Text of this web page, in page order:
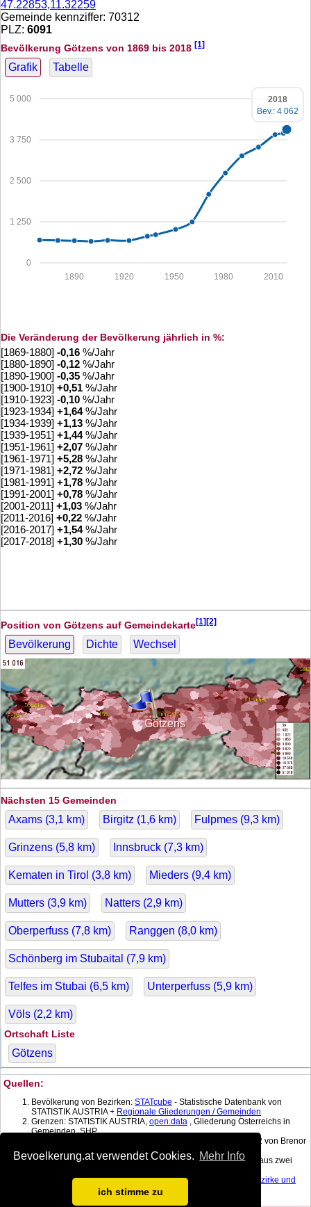
Bevoelkerung.at verwendet Cookies. Mehr Info
ich stimme zu
47.22853,11.32259
Gemeinde kennziffer: 70312
PLZ: 6091
Bevölkerung Götzens von 1869 bis 2018 [1]
Grafik Tabelle
0
1 250
2 500
3 750
5 000
2010
1980
1950
1920
1890
2018
Bev.: 4 062
Die Veränderung der Bevölkerung jährlich in %:
[1869-1880] -0,16 %/Jahr
[1880-1890] -0,12 %/Jahr
[1890-1900] -0,35 %/Jahr
[1900-1910] +0,51 %/Jahr
[1910-1923] -0,10 %/Jahr
[1923-1934] +1,64%/Jahr
[1934-1939] +1,13 %/Jahr
[1939-1951] +1,44%/Jahr
[1951-1961] +2,07 %/Jahr
[1961-1971] +5,28 %/Jahr
[1971-1981] +2,72 %/Jahr
[1981-1991] +1,78 %/Jahr
[1991-2001] +0,78 %/Jahr
[2001-2011] +1,03 %/Jahr
[2011-2016] +0,22 %/Jahr
[2016-2017] +1,54%/Jahr
[2017-2018] +1,30 %/Jahr
Position von Götzens auf Gemeindekarte[1][2]
Bevölkerung Dichte Wechsel
Götzens
Nächsten 15 Gemeinden
Axams (3,1 km) Birgitz (1,6 km) Fulpmes (9,3 km)
Grinzens (5,8 km) Innsbruck (7,3 km)
Kematen in Tirol (3,8 km) Mieders (9,4 km)
Mutters (3,9 km) Natters (2,9 km)
Oberperfuss (7,8 km) Ranggen (8,0 km)
Schönberg im Stubaital (7,9 km)
Telfes im Stubai (6,5 km) Unterperfuss (5,9 km)
Völs (2,2 km)
Ortschaft Liste
Götzens
Quellen:
Bevölkerung von Bezirken: STATcube - Statistische Datenbank von
STATISTIK AUSTRIA + Regionale Gliederungen / Gemeinden
Grenzen: STATISTIK AUSTRIA, open.data , Gliederung Österreichs in
Gemeinden, SHP
1.2 von Brenor
Brophy
Bevölkerung am Datum: Berechnet mit linearer Interpolation aus zwei
Dauersiedlungsraum derGemeinden
, Politischen Bezirke und
, Gebietsstand 1.1.2017